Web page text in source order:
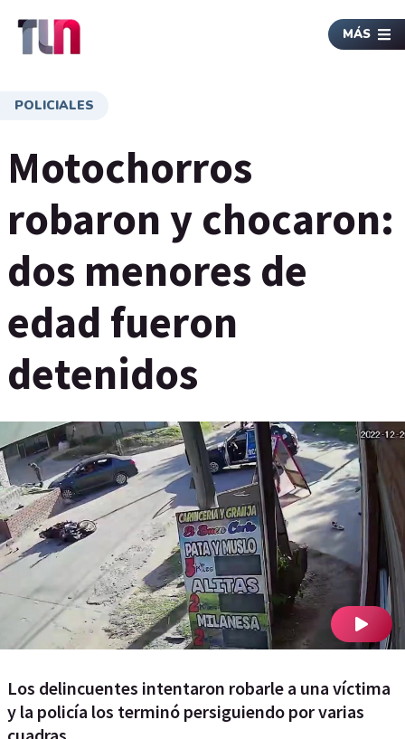
MÁS
POLICIALES
Motochorros
robaron y chocaron:
dos menores de
edad fueron
detenidos
Los delincuentes intentaron robarle a una víctima
y la policía los terminó persiguiendo por varias